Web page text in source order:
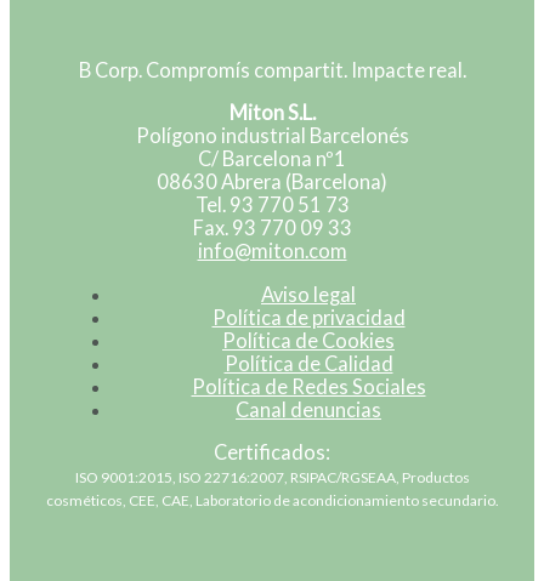
B Corp. Compromís compartit. Impacte real.
Miton S.L.
Polígono industrial Barcelonés
C/ Barcelona nº1
08630 Abrera (Barcelona)
Tel. 93 770 51 73
Fax. 93 770 09 33
info@miton.com
Aviso legal
Política de privacidad
Política de Cookies
Política de Calidad
Política de Redes Sociales
Canal denuncias
Certificados:
ISO 9001:2015, ISO 22716:2007, RSIPAC/RGSEAA, Productos
cosméticos, CEE, CAE, Laboratorio de acondicionamiento secundario.